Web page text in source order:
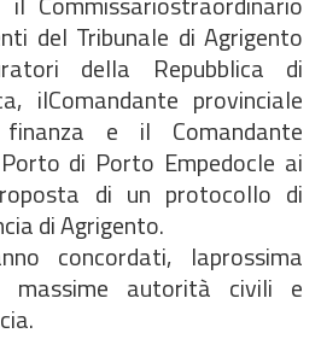
del Tribunale di Agrigento
della Repubblica di
ilComandante provinciale
e il Comandante
di Porto Empedocle ai
di un protocollo di
di Agrigento.
concordati, laprossima
massime autorità civili e